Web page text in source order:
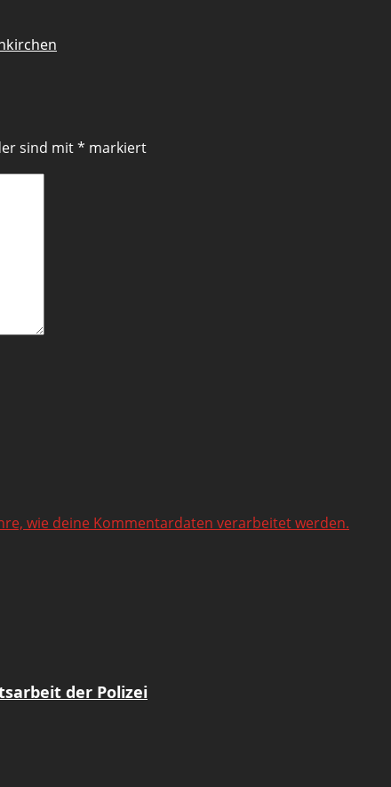
sind mit* markiert
wie deine Kommentardaten verarbeitet werden.
der Polizei